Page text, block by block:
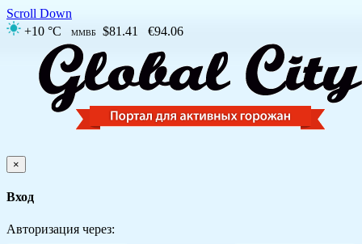
Scroll Down
+10 °C
ММВБ $81.41 €94.06
×
Вход
Авторизация через: